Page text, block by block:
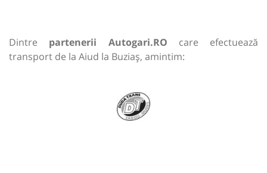
Dintre partenerii Autogari.RO care efectuează
transport de la Aiud la Buziaș, amintim: